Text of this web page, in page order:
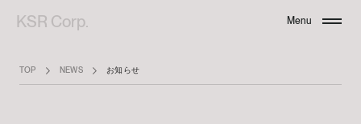
KSR Corp. Menu
TOP NEWS お知らせ